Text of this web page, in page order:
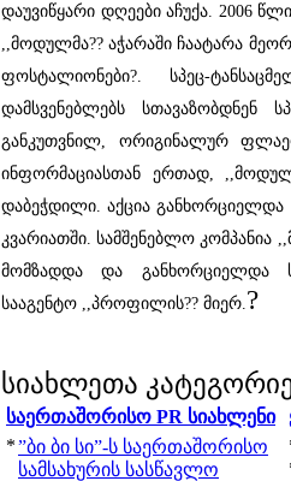
დაუვიწყარი დღეები აჩუქა. 2006
,,მოდულმა?? აჭარაში ჩაატარა
ფოსტალიონები?. სპეც-
დამსვენებლებს სთავაზობდნენ
განკუთვნილ, ორიგინალურ
ინფორმაციასთან ერთად,
დაბეჭდილი. აქცია
კვარიათში. სამშენებლო კომპანია
მომზადდა და განხორციელდა
სააგენტო ,,პროფილის?? მიერ. ?
სიახლეთა
საერთაშორისო PR სიახლენი
*”ბი ბი სი”-ს საერთაშორისო
სამსახურის სასწავლო